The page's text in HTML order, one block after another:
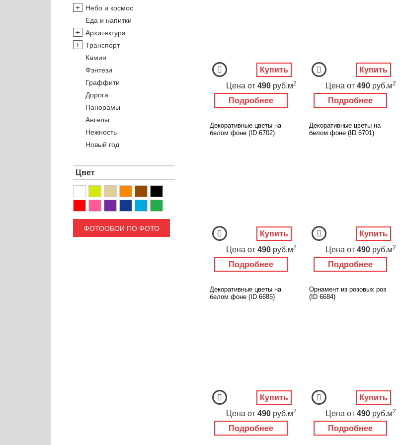
Небо и космос
Еда и напитки
Архитектура
Транспорт
Камин
Фэнтези
Граффити
Дорога
Панорамы
Ангелы
Нежность
Новый год
Цвет
ФОТООБОИ ПО ФОТО
Подробнее
Цена от 490 руб.м2
Купить
Подробнее
Цена от 490 руб.м2
Купить
Декоративные цветы на
белом фоне (ID 6702)
Подробнее
Цена от 490 руб.м2
Купить
Декоративные цветы на
белом фоне (ID 6701)
Подробнее
Цена от 490 руб.м2
Купить
Декоративные цветы на
белом фоне (ID 6685)
Подробнее
Цена от 490 руб.м2
Купить
Орнамент из розовых роз
(ID 6684)
Подробнее
Цена от 490 руб.м2
Купить